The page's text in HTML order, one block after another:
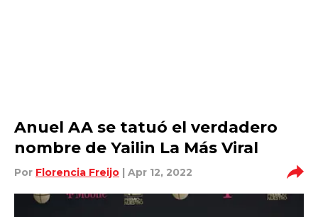
Anuel AA se tatuó el verdadero
nombre de Yailin La Más Viral
Por Florencia Freijo | Apr 12, 2022